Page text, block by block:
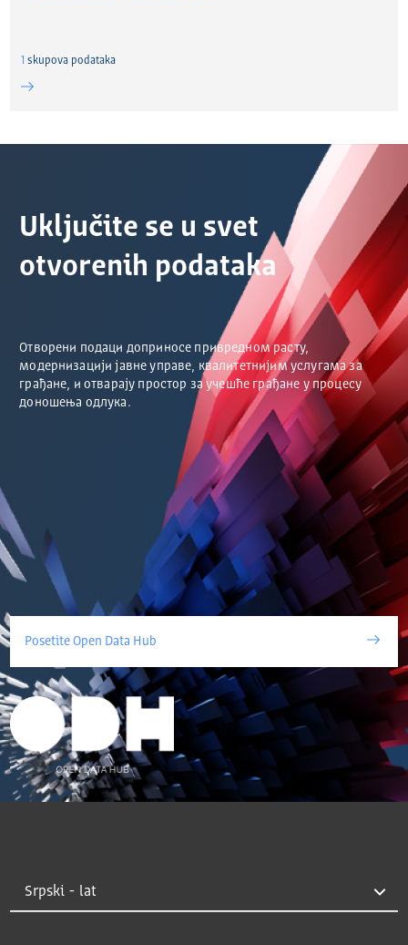
1 skupova podataka
Uključite se u svet
otvorenih podataka
Отворени подаци доприносе привредном расту,
модернизацији јавне управе, квалитетнијим услугама за
грађане, и отварају простор за учешће грађане у процесу
доношења одлука.
Posetite Open Data Hub